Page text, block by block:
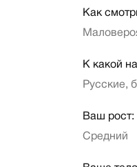
Как
К какой
Русские,
Ваш рост:
Средний